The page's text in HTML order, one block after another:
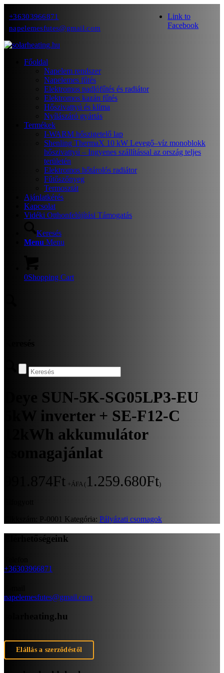
Link to
Facebook
+36303966871
napelemesfutes@gmail.com
Főoldal
Napelem rendszer
Napelemes fűtés
Elektromos padlófűtés és radiátor
Elektromos kazán fűtés
Hőszivattyú és klíma
Nyílászáró gyártás
Termékek
I-WARM hőszigetelő lap
Shenling ThermaX 10 kW Levegő–víz monoblokk
hőszivattyú – Ingyenes szállítással az ország teljes
területén
Elektromos hőtárolós radiátor
Fűtőszőnyeg
Termosztát
Ajánlatkérés
Kapcsolat
Vidéki Otthonfelújítási Támogatás
Keresés
Menu Menu
0Shopping Cart
Deye SUN-5K-SG05LP3-EU
5kW inverter + SE-F12-C
12kWh akkumulátor
csomagajánlat
991.874Ft +ÁFA ( 1.259.680Ft)
P-0001 Kategória: Pályázati csomagok
Elérhetőségeink
+36303966871
napelemesfutes@gmail.com
solarheating.hu
Elállás a szerződéstől